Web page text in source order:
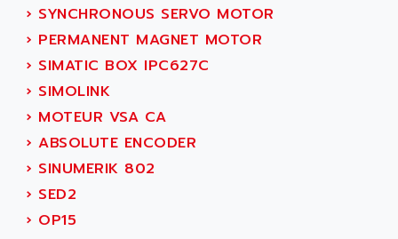
AEV
AFAG
AFDI
AFP PRODEL
AG ASSOCIATES
AGASTAT
AGDE
AGE POWERBLOCK
AGETEM
› SYNCHRONOUS SERVO MOTOR
› PERMANENT MAGNET MOTOR
› SIMATIC BOX IPC627C
› SIMOLINK
› MOTEUR VSA CA
› ABSOLUTE ENCODER
› SINUMERIK 802
› SED2
› OP15